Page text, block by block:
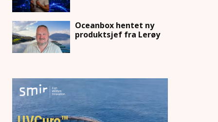
Oceanbox hentet ny
produktsjef fra Lerøy